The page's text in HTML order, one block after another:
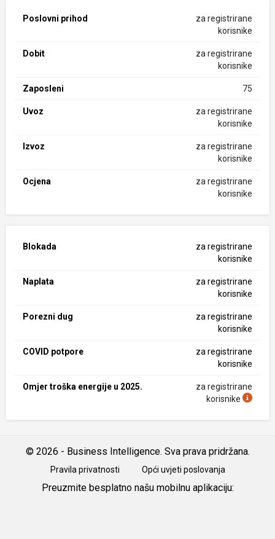
Poslovni prihod
za registrirane
korisnike
Dobit
za registrirane
korisnike
Zaposleni 75
Uvoz
za registrirane
korisnike
Izvoz
za registrirane
korisnike
Ocjena
za registrirane
korisnike
Blokada
za registrirane
korisnike
Naplata
za registrirane
korisnike
Porezni dug
za registrirane
korisnike
COVID potpore
za registrirane
korisnike
Omjer troška energije u 2025.
za registrirane
korisnike
© 2026 - Business Intelligence. Sva prava pridržana.
Pravila privatnosti Opći uvjeti poslovanja
Preuzmite besplatno našu mobilnu aplikaciju: